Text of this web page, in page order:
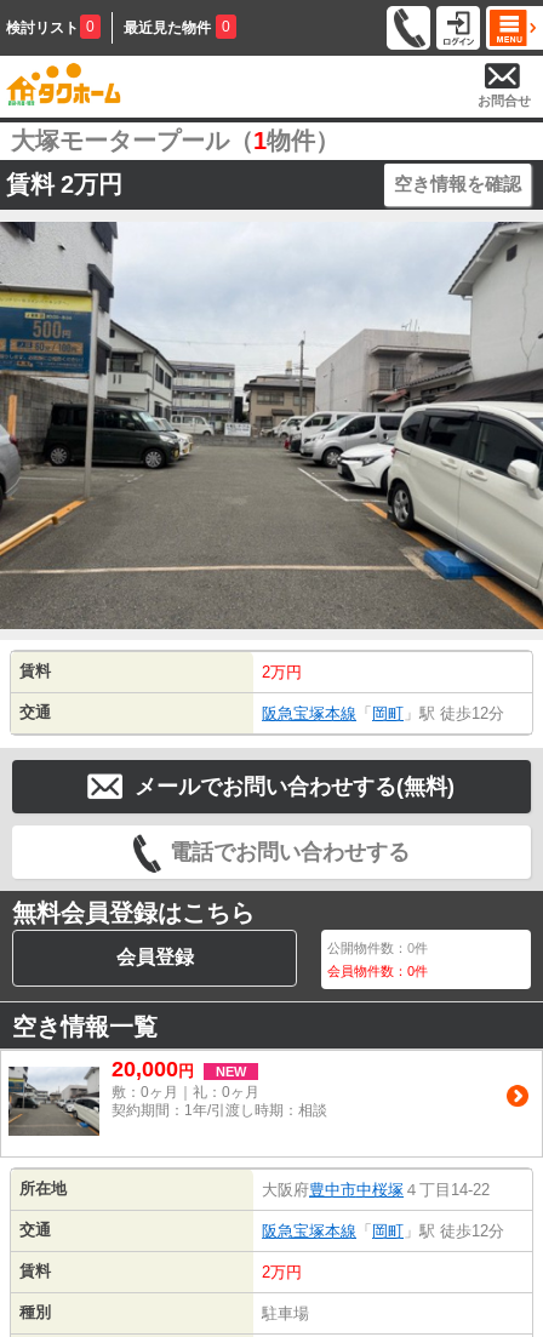
検討リスト 0 最近見た物件 0
お問合せ
大塚モータープール（1物件）
賃料 2万円 空き情報を確認
賃料 2万円
交通 阪急宝塚本線 「 岡町 」駅 徒歩12分
メールでお問い合わせする(無料)
電話でお問い合わせする
無料会員登録はこちら
会員登録 公開物件数：0件
会員物件数：0件
空き情報一覧
20,000円 NEW
敷：0ヶ月｜礼：0ヶ月
契約期間：1年/引渡し時期：相談
所在地 大阪府豊中市中桜塚 ４丁目14-22
交通 阪急宝塚本線 「 岡町 」駅 徒歩12分
賃料 2万円
種別 駐車場